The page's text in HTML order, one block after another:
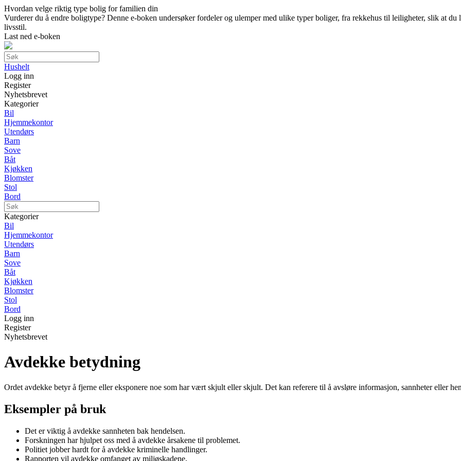
Hvordan velge riktig type bolig for familien din
Vurderer du å endre boligtype? Denne e-boken undersøker fordeler og ulemper med ulike typer boliger, fra rekkehus til leiligheter, slik at
livsstil.
Last ned e-boken
Hushelt
Logg inn
Register
Nyhetsbrevet
Kategorier
Bil
Hjemmekontor
Utendørs
Barn
Sove
Båt
Kjøkken
Blomster
Stol
Bord
Kategorier
Bil
Hjemmekontor
Utendørs
Barn
Sove
Båt
Kjøkken
Blomster
Stol
Bord
Logg inn
Register
Nyhetsbrevet
Avdekke betydning
Ordet avdekke betyr å fjerne eller eksponere noe som har vært skjult eller skjult. Det kan referere til å avsløre informasjon, sannheter eller
Eksempler på bruk
Det er viktig å avdekke sannheten bak hendelsen.
Forskningen har hjulpet oss med å avdekke årsakene til problemet.
Politiet jobber hardt for å avdekke kriminelle handlinger.
Rapporten vil avdekke omfanget av miljøskadene.